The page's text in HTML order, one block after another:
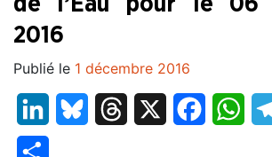
2016
Publié le 1 décembre 2016
LinkedInBluesky Threads Facebook